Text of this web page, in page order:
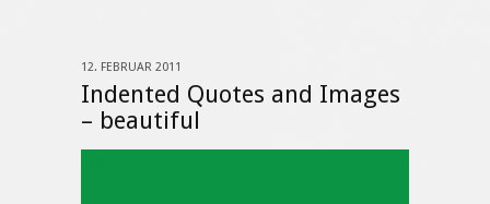
Indented Quotes and Images
– beautiful
12. FEBRUAR 2011